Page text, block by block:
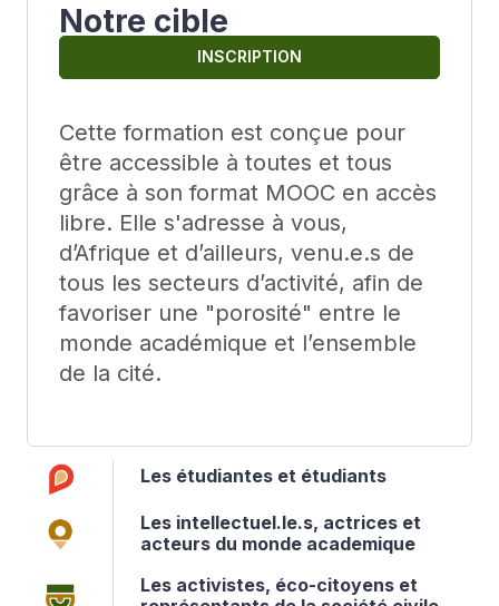
Notre cible
Cette formation est conçue pour
être accessible à toutes et tous
grâce à son format MOOC en accès
libre. Elle s'adresse à vous,
d’Afrique et d’ailleurs, venu.e.s de
tous les secteurs d’activité, afin de
favoriser une "porosité" entre le
monde académique et l’ensemble
de la cité.
INSCRIPTION
Les étudiantes et étudiants
Les intellectuel.le.s, actrices et
acteurs du monde academique
Les activistes, éco-citoyens et